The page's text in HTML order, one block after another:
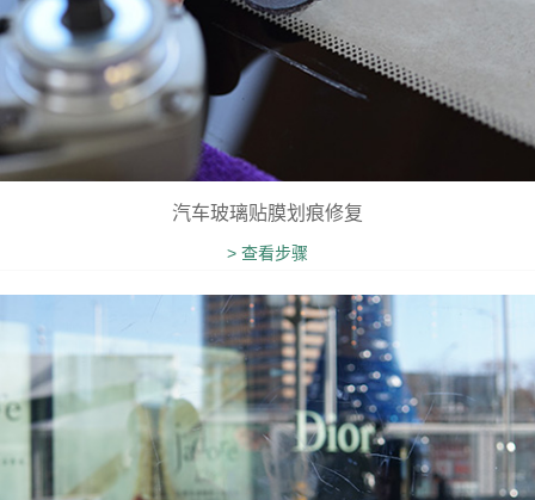
汽车玻璃贴膜划痕修复
> 查看步骤